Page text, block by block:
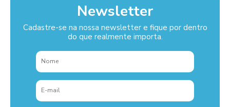
Newsletter
Cadastre-se na nossa newsletter e fique por dentro
do que realmente importa.